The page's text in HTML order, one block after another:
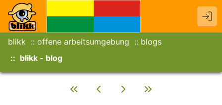
blikk offene arbeitsumgebung
blogs
blikk - blog